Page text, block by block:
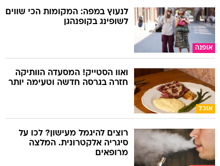
אופנה
לנעוץ במפה: המקומות הכי שווים
לשופינג בקופנהגן
אוכל
ואוו הסטייק! המסעדה הוותיקה
חזרה בגרסה חדשה וטעימה יותר
רוצים להיגמל מעישון? לכו על
סיגריה אלקטרונית. המלצה
מרופאים